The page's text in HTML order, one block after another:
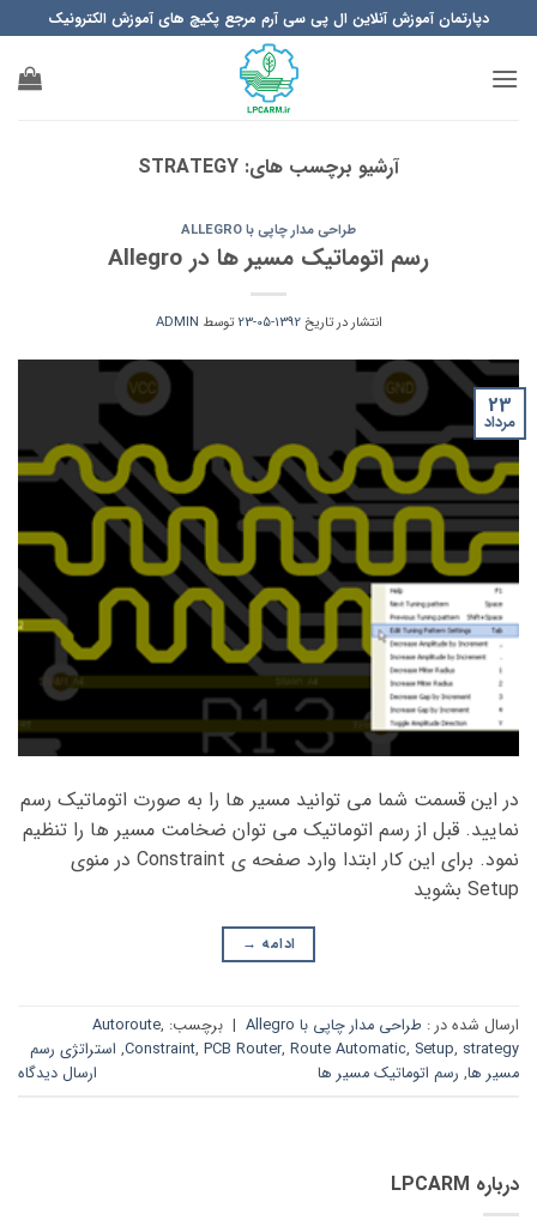
to
content
دپارتمان آموزش آنلاین ال پی سی آرم مرجع پکیچ های آموزش الکترونیک
آرشیو برچسب های: STRATEGY
طراحی مدار چاپی با ALLEGRO
رسم اتوماتیک مسیر ها در Allegro
انتشار در تاریخ1392-05-23 توسط ADMIN
23
مرداد
در این قسمت شما می توانید مسیر ها را به صورت اتوماتیک رسم
نمایید. قبل از رسم اتوماتیک می توان ضخامت مسیر ها را تنظیم
نمود. برای این کار ابتدا وارد صفحه ی Constraint در منوی
Setup بشوید
ادامه →
ارسال شده در : طراحی مدار چاپی با Allegro | برچسب: Autoroute,
Constraint, PCB Router, Route Automatic, Setup, strategy
, استراتژی رسم
مسیر ها, رسم اتوماتیک مسیر ها ارسال دیدگاه
درباره LPCARM